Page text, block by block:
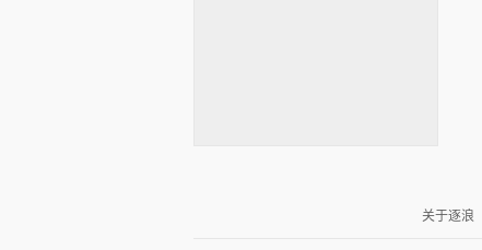
关于逐浪